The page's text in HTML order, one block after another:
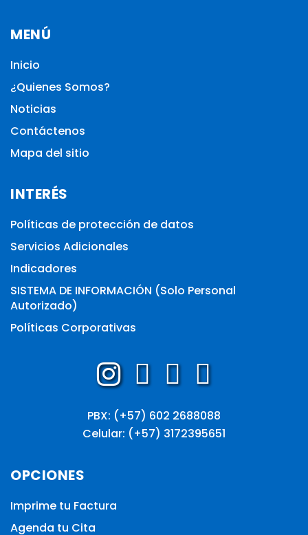
MENÚ
Inicio
¿Quienes Somos?
Noticias
Contáctenos
Mapa del sitio
INTERÉS
Políticas de protección de datos
Servicios Adicionales
Indicadores
SISTEMA DE INFORMACIÓN (Solo Personal
Autorizado)
Políticas Corporativas
PBX: (+57) 602 2688088
Celular: (+57) 3172395651
OPCIONES
Imprime tu Factura
Agenda tu Cita